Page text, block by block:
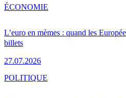
L’euro en mèmes : quand les
billets
27.07.2026
ÉCONOMIE
POLITIQUE